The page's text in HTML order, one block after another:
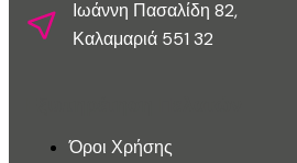
Ιωάννη Πασαλίδη 82,
Καλαμαριά 551 32
Όροι Χρήσης